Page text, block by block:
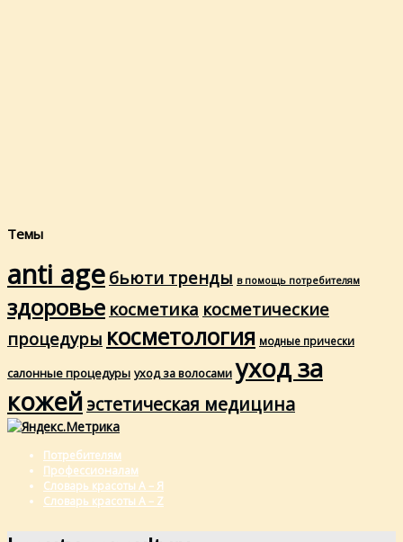
Темы
anti age бьюти тренды в помощь потребителям
здоровье косметика косметические
процедуры косметология модные прически
салонные процедуры уход за волосами уход за
кожейэстетическая медицина
Потребителям
Профессионалам
Словарь красоты А – Я
Словарь красоты A – Z